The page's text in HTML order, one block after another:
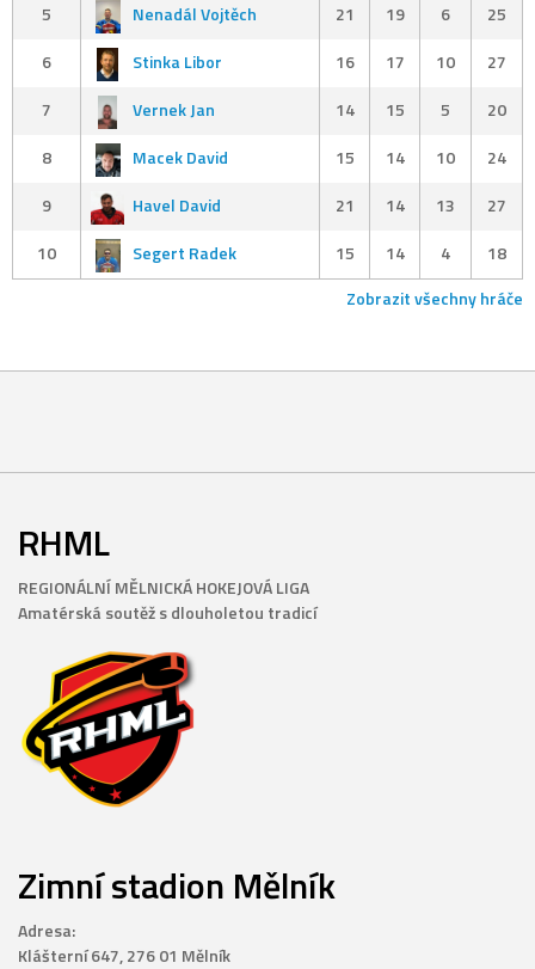
5
Nenadál Vojtěch 21 19 6
25
6
Stinka Libor 16 17 10
27
7
Vernek Jan 14 15 5
20
8
Macek David 15 14 10
24
9
Havel David 21 14 13
27
10
Segert Radek 15 14 4
18
Zobrazit všechny hráče
RHML
REGIONÁLNÍ MĚLNICKÁ HOKEJOVÁ LIGA
Amatérská soutěž s dlouholetou tradicí
Zimní stadion Mělník
Adresa:
Klášterní 647, 276 01 Mělník